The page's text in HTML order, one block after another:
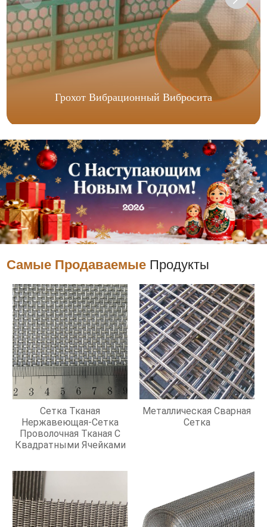
Грохот Вибрационный Вибросита
Самые Продаваемые Продукты
Сетка Тканая
Нержавеющая-Сетка
Проволочная Тканая С
Квадратными Ячейками
Металлическая Сварная
Сетка